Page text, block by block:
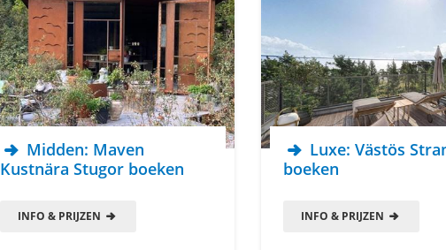
Midden: Maven
Kustnära Stugor boeken
INFO & PRIJZEN
Luxe: Västös
boeken
INFO & PRIJZEN